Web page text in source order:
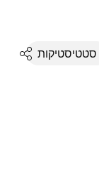
סטטיסטיקות